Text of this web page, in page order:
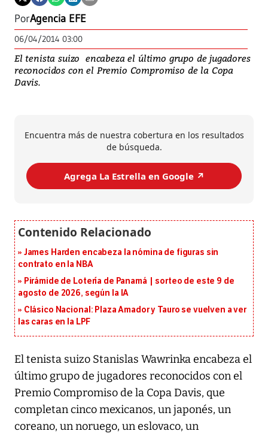
PorAgencia EFE
06/04/2014 03:00
El tenista suizo encabeza el último grupo de jugadores
reconocidos con el Premio Compromiso de la Copa
Davis.
Encuentra más de nuestra cobertura en los resultados
de búsqueda.
Agrega La Estrella en Google ↗️
James Harden encabeza la nómina de figuras sin
contrato en la NBA
Pirámide de Lotería de Panamá | sorteo de este 9 de
agosto de 2026, según la IA
Clásico Nacional: Plaza Amador y Tauro se vuelven a ver
las caras en la LPF
El tenista suizo Stanislas Wawrinka encabeza el
último grupo de jugadores reconocidos con el
Premio Compromiso de la Copa Davis, que
completan cinco mexicanos, un japonés, un
coreano, un noruego, un eslovaco, un